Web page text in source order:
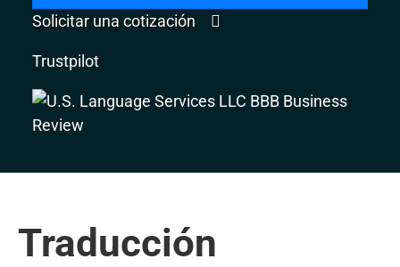
Solicitar una cotización
Trustpilot
Traducción